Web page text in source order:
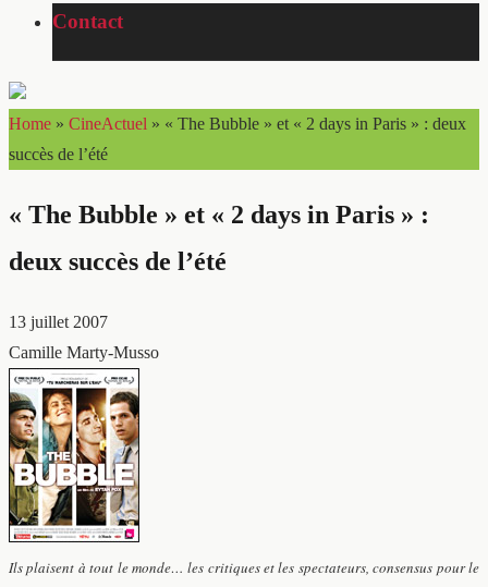
Contact
Home » CineActuel » « The Bubble » et « 2 days in Paris » : deux
succès de l’été
« The Bubble » et « 2 days in Paris » :
deux succès de l’été
13 juillet 2007
Camille Marty-Musso
Ils plaisent à tout le monde… les critiques et les spectateurs, consensus pour le